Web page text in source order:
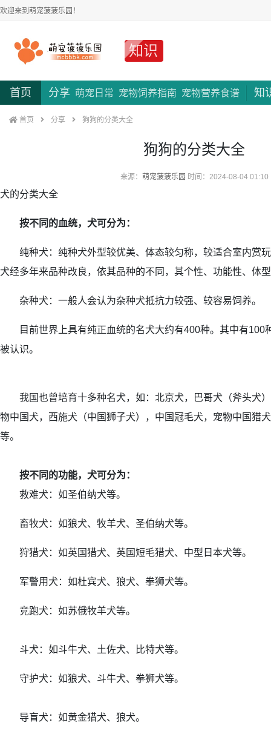
欢迎来到萌宠菠菠乐园！
知识
首页 分享 萌宠日常 宠物饲养指南 宠物营养食谱 知
首页 分享 狗狗的分类大全
狗狗的分类大全
来源： 萌宠菠菠乐园 时间：2024-08-04 01:10
犬的分类大全
按不同的血统，犬可分为：
纯种犬：纯种犬外型较优美、体态较匀称，较适合室内赏玩
犬经多年来品种改良，依其品种的不同，其个性、功能性、体
杂种犬：一般人会认为杂种犬抵抗力较强、较容易饲养。
目前世界上具有纯正血统的名犬大约有400种。其中有100
被认识。
我国也曾培育十多种名犬，如：北京犬，巴哥犬（斧头犬）
物中国犬，西施犬（中国狮子犬），中国冠毛犬，宠物中国猎
等。
按不同的功能，犬可分为：
救难犬：如圣伯纳犬等。
畜牧犬：如狼犬、牧羊犬、圣伯纳犬等。
狩猎犬：如英国猎犬、英国短毛猎犬、中型日本犬等。
军警用犬：如杜宾犬、狼犬、拳狮犬等。
竞跑犬：如苏俄牧羊犬等。
斗犬：如斗牛犬、土佐犬、比特犬等。
守护犬：如狼犬、斗牛犬、拳狮犬等。
导盲犬：如黄金猎犬、狼犬。